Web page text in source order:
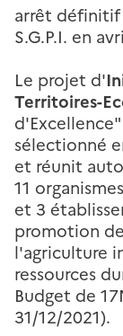
arrêt
S.G.P.I. en
Le projet d'
Territoires-
sélectionné
et réunit
11
et 3
promotion
l'agriculture
ressources
Budget de
31/12/2021).